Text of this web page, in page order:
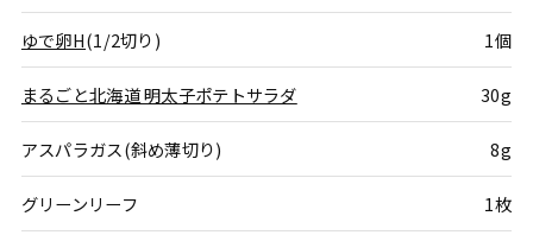
ゆで卵H(1/2切り) 1個
まるごと北海道 明太子ポテトサラダ 30g
アスパラガス(斜め薄切り) 8g
グリーンリーフ 1枚